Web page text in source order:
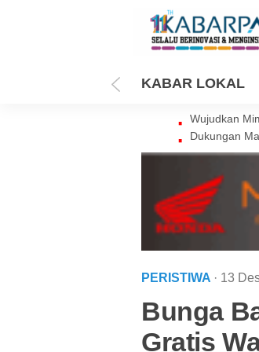
KABAR LOKAL
Wujudkan
Dukungan
PERISTIWA · 13
Bunga
Gratis